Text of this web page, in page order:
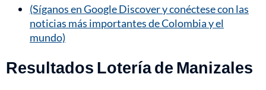
(Síganos en Google Discover y conéctese con las
noticias más importantes de Colombia y el
mundo)
Resultados Lotería de Manizales